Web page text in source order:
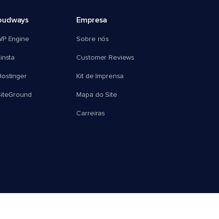
Engine
Empresa
Sobre nós
Customer Reviews
Kit de Imprensa
Mapa do Site
Carreiras